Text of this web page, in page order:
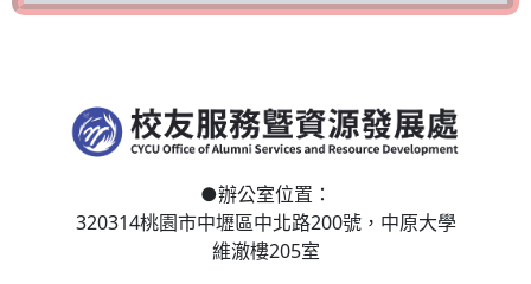
●辦公室位置：
320314桃園市中壢區中北路200號， 中原大學
維澈樓205室